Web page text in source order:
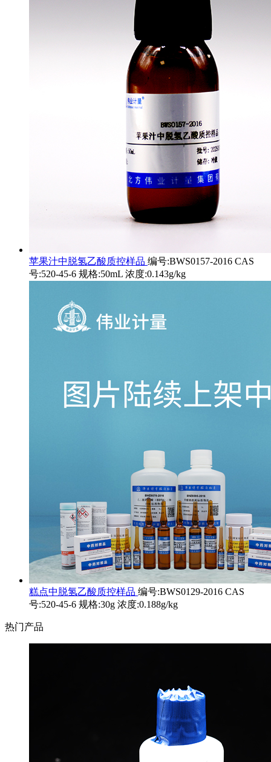
苹果汁中脱氢乙酸质控样品 编号:BWS0157-2016 CAS
号:520-45-6 规格:50mL 浓度:0.143g/kg
糕点中脱氢乙酸质控样品 编号:BWS0129-2016 CAS
号:520-45-6 规格:30g 浓度:0.188g/kg
热门产品